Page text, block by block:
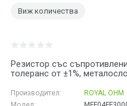
Резистор със
толеранс от ±1%,
Производител:
ROYAL OHM
Виж количества